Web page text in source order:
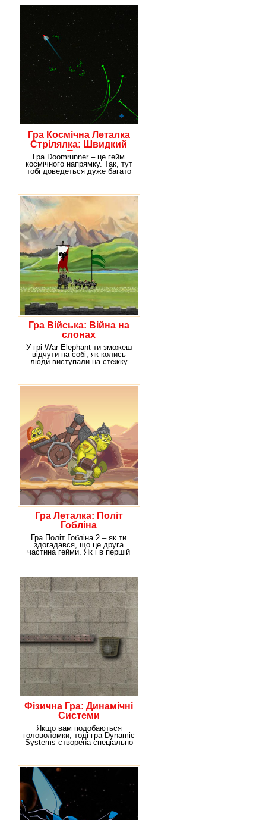
Гра Космічна Леталка
Стрілялка: Швидкий
Темп
Гра Doomrunner – це гейм
космічного напрямку. Так, тут
тобі доведеться дуже багато
Гра Війська: Війна на
слонах
У грі War Elephant ти зможеш
відчути на собі, як колись
люди виступали на стежку
Гра Леталка: Політ
Гобліна
Гра Політ Гобліна 2 – як ти
здогадався, що це друга
частина гейми. Як і в першій
Фізична Гра: Динамічні
Системи
Якщо вам подобаються
головоломки, тоді гра Dynamic
Systems створена спеціально